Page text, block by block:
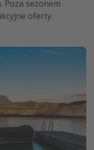
sezonem
oferty.